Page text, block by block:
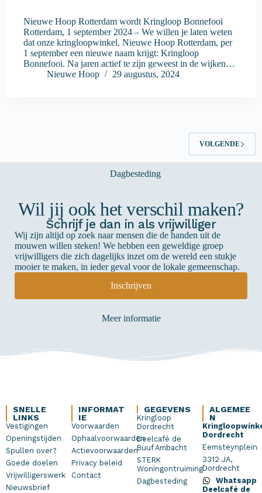
Nieuwe Hoop Rotterdam wordt Kringloop Bonnefooi
Rotterdam, 1 september 2024 – We willen je laten weten
dat onze kringloopwinkel, Nieuwe Hoop Rotterdam, per
1 september een nieuwe naam krijgt: Kringloop
Bonnefooi. Na jaren actief te zijn geweest in de wijken…
Nieuwe Hoop
29 augustus, 2024
VOLGENDE
Wil jij ook het verschil maken?
Schrijf je dan in als vrijwilliger
Wij zijn altijd op zoek naar mensen die de handen uit de
mouwen willen steken! We hebben een geweldige groep
vrijwilligers die zich dagelijks inzet om de wereld een stukje
mooier te maken, in ieder geval voor de lokale gemeenschap.
Inschrijven
Meer informatie
SNELLE
LINKS
Vestigingen
Openingstijden
Spullen over?
Goede doelen
Vrijwilligerswerk
Nieuwsbrief
INFORMAT
IE
Voorwaarden
Ophaalvoorwaarden
Actievoorwaarden
Privacy beleid
Contact
GEGEVENS
Kringloop
Dordrecht
Deelcafé de
Buuf Ambacht
STERK
Woningontruiming
Dagbesteding
ALGEMEE
N
Dordrecht
Eemsteynplein
3312 JA,
Dordrecht
Whatsapp
Deelcafé de